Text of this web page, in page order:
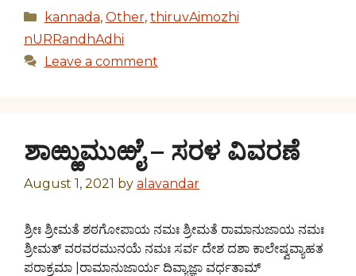
Categories
kannada, Other, thiruvAimozhi
nURRandhAdhi
Leave a comment
ಶಾಱ್ಱುಮುಱೈ – ಸರಳ ವಿವರಣೆ
August 1, 2021 by alavandar
ಶ್ರೀಃ ಶ್ರೀಮತೆ ಶಠಗೋಪಾಯ ನಮಃ ಶ್ರೀಮತೆ ರಾಮಾನುಜಾಯ ನಮಃ
ಶ್ರೀಮತ್ ವರವರಮುನಯೆ ನಮಃ ಸರ್ವ ದೇಶ ದಶಾ ಕಾಲೇಷ್ವವ್ಯಾಹತ
ಪರಾಕ್ರಮಾ |ರಾಮಾನುಜಾರ್ಯ ದಿವ್ಯಾಜ್ಞಾ ವರ್ಧತಾಮ್